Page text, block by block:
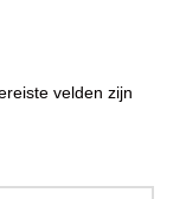
velden zijn